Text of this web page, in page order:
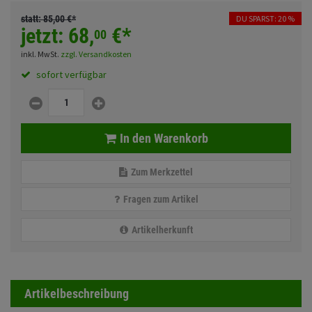
Rucksäcke
Zubehör
Merchandise
Anmelden | Registrieren Merkzettel
statt:85,00€*
jetzt: 68,00 €*
DU SPARST: 20 %
inkl. MwSt. zzgl. Versandkosten
sofort verfügbar
In den Warenkorb
Zum Merkzettel
Fragen zum Artikel
Artikelherkunft
Artikelbeschreibung